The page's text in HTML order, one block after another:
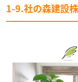
1-9.社の森建設